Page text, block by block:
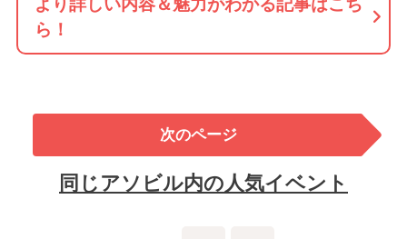
より詳しい内容＆魅力がわかる記事はこち
ら！
次のページ
同じアソビル内の人気イベント